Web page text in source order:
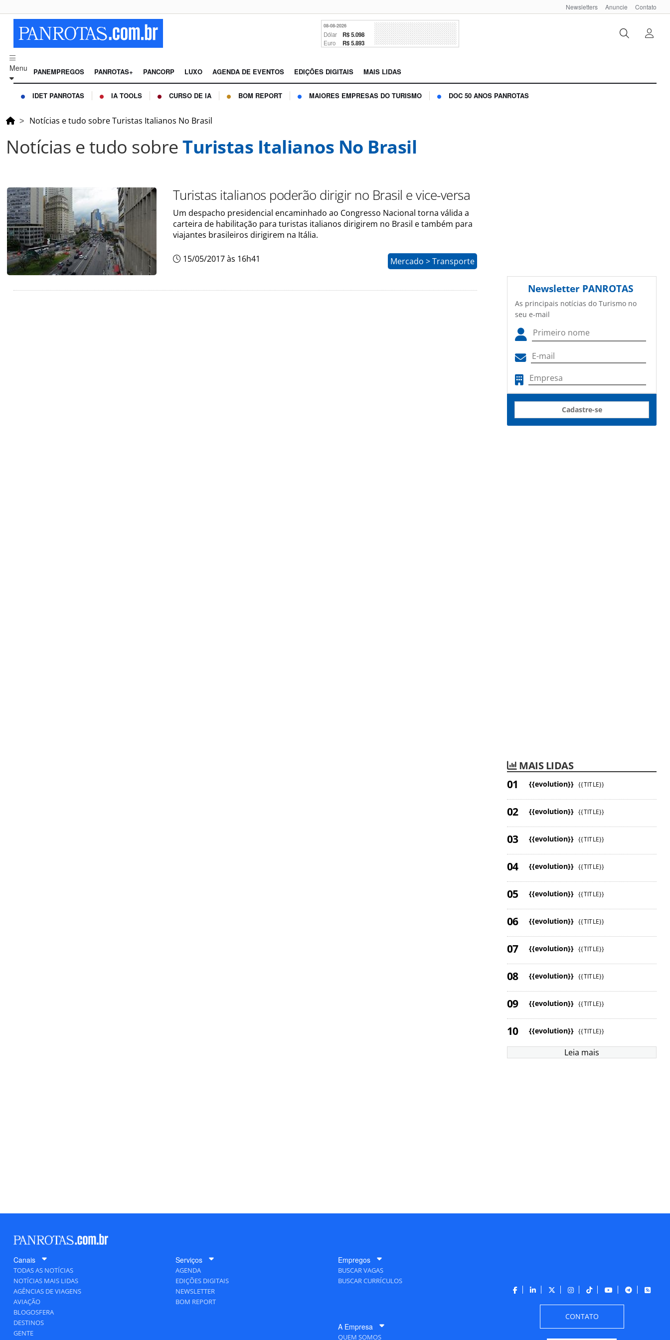
Newsletters Anuncie Contato
08-08-2026
Dólar R$ 5.098
Euro R$ 5.893
Menu PANEMPREGOS PANROTAS+ PANCORP LUXO AGENDA DE EVENTOS EDIÇÕES DIGITAIS MAIS LIDAS
IDET PANROTAS IA TOOLS CURSO DE IA BOM REPORT MAIORES EMPRESAS DO TURISMO DOC 50 ANOS PANROTAS
Notícias e tudo sobre Turistas Italianos No Brasil
Notícias e tudo sobreTuristas Italianos No Brasil
Turistas italianos poderão dirigir no Brasil e vice-versa
Um despacho presidencial encaminhado ao Congresso Nacional torna válida a
carteira de habilitação para turistas italianos dirigirem no Brasil e também para
viajantes brasileiros dirigirem na Itália.
15/05/2017 às 16h41 Mercado > Transporte
Newsletter PANROTAS
As principais notícias do Turismo no
seu e-mail
Cadastre-se
MAIS LIDAS
{{evolution}} {{TITLE}}
{{evolution}} {{TITLE}}
{{evolution}} {{TITLE}}
{{evolution}} {{TITLE}}
{{evolution}} {{TITLE}}
{{evolution}} {{TITLE}}
{{evolution}} {{TITLE}}
{{evolution}} {{TITLE}}
{{evolution}} {{TITLE}}
{{evolution}} {{TITLE}}
Leia mais
Canais
TODAS AS NOTÍCIAS
NOTÍCIAS MAIS LIDAS
AGÊNCIAS DE VIAGENS
AVIAÇÃO
BLOGOSFERA
DESTINOS
GENTE
Serviços
AGENDA
EDIÇÕES DIGITAIS
NEWSLETTER
BOM REPORT
Empregos
BUSCAR VAGAS
BUSCAR CURRÍCULOS
A Empresa
QUEM SOMOS
CONTATO